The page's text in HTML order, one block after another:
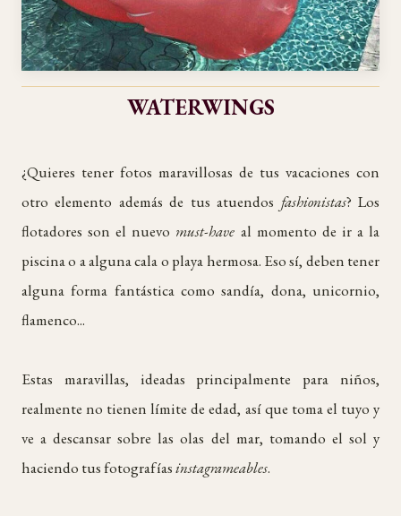
WATERWINGS
¿Quieres tener fotos maravillosas de tus vacaciones con
otro elemento además de tus atuendos fashionistas? Los
flotadores son el nuevo must-have al momento de ir a la
piscina o a alguna cala o playa hermosa. Eso sí, deben tener
alguna forma fantástica como sandía, dona, unicornio,
flamenco...
Estas maravillas, ideadas principalmente para niños,
realmente no tienen límite de edad, así que toma el tuyo y
ve a descansar sobre las olas del mar, tomando el sol y
haciendo tus fotografíasinstagrameables.